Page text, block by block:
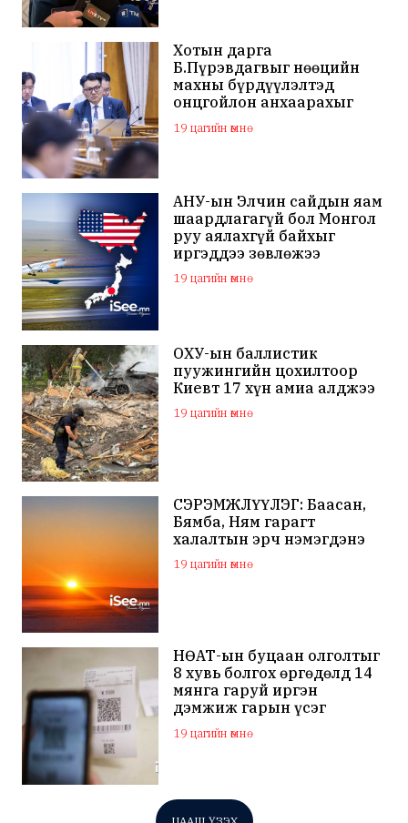
Хотын дарга
Б.Пүрэвдагвыг нөөцийн
махны бүрдүүлэлтэд
онцгойлон анхаарахыг
үүрэг болголоо
19 цагийн өмнө
АНУ-ын Элчин сайдын яам
шаардлагагүй бол Монгол
руу аялахгүй байхыг
иргэддээ зөвлөжээ
19 цагийн өмнө
ОХУ-ын баллистик
пуужингийн цохилтоор
Киевт 17 хүн амиа алджээ
19 цагийн өмнө
СЭРЭМЖЛҮҮЛЭГ: Баасан,
Бямба, Ням гарагт
халалтын эрч нэмэгдэнэ
19 цагийн өмнө
НӨАТ-ын буцаан олголтыг
8 хувь болгох өргөдөлд 14
мянга гаруй иргэн
дэмжиж гарын үсэг
зуржээ
19 цагийн өмнө